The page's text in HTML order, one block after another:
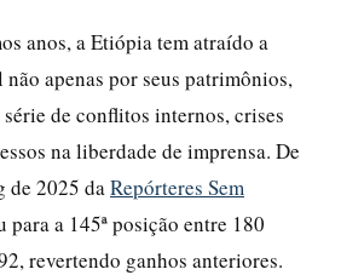
anos, a Etiópia tem atraído a
apenas por seus patrimônios,
de conflitos internos, crises
na liberdade de imprensa. De
de 2025 da Repórteres Sem
para a 145ª posição entre 180
revertendo ganhos anteriores.